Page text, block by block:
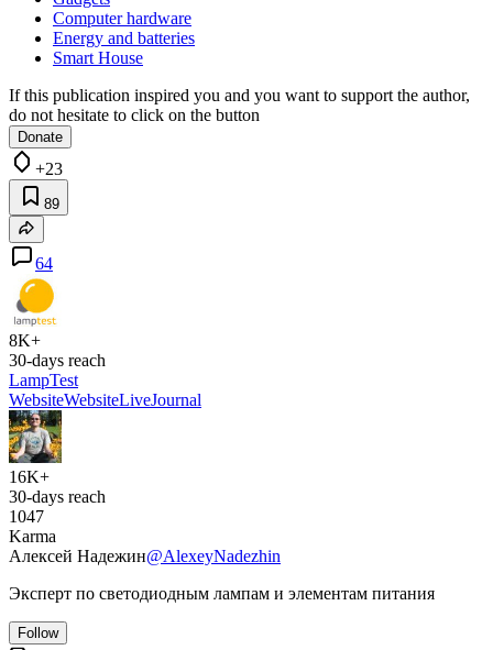
Computer hardware
Energy and batteries
Smart House
If this publication inspired you and you want to support the author,
do not hesitate to click on the button
Donate
+23
89
64
8K+
30-days reach
LampTest
WebsiteWebsiteLiveJournal
16K+
30-days reach
1047
Karma
Алексей Надежин@AlexeyNadezhin
Эксперт по светодиодным лампам и элементам питания
Follow